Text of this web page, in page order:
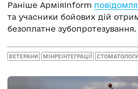
Раніше АрміяInform
та учасники бойових дій
безоплатне зубопротезування.
ВЕТЕРАНИ МІНРЕІНТЕГРАЦІЇ